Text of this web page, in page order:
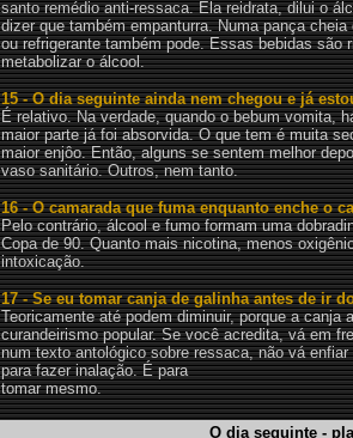
santo remédio anti-ressaca. Ela reidrata, dilui o
dizer que também empanturra. Numa pança
ou refrigerante também pode. Essas bebidas
metabolizar o álcool.
15 - O dia seguinte ainda nem chegou e já
É relativo. Na verdade, quando o bebum vomita,
maior parte já foi absorvida. O que tem é muita
maior enjôo. Então, alguns se sentem melhor
vaso sanitário. Outros, nem tanto.
16 - O camarada que fuma enquanto enche o
Pelo contrário, álcool e fumo formam uma
Copa de 90. Quanto mais nicotina, menos
intoxicação.
17 - Se eu tomar canja de galinha antes de ir
Teoricamente até podem diminuir, porque a
curandeirismo popular. Se você acredita, vá em
num texto antológico sobre ressaca, não vá
para fazer inalação. É para
tomar mesmo.
O dia seguinte -